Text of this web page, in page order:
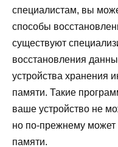
специалистам, вы
способы
существуют
восстановления
устройства хранения
памяти. Такие
ваше устройство не
но по-прежнему
памяти.